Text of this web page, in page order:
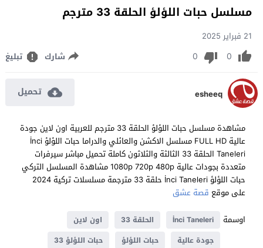
مسلسل حبات اللؤلؤ الحلقة 33 مترجم
21 فبراير 2025
0
0 شارك تبليغ
esheeq تحميل
مشاهدة مسلسل حبات اللؤلؤ الحلقة 33 مترجم للعربية اون لاين جودة
عالية FULL HD مسلسل الاكشن والعائلي والدراما حبات اللؤلؤ İnci
Taneleri الحلقة 33 الثالثة والثلاثون كاملة تحميل مباشر سيرفرات
متعددة بجودات عالية 1080p 720p 480p مشاهدة المسلسل التركي
حبات اللؤلؤ İnci Taneleri حلقة 33 مترجمة مسلسلات تركية 2024
على موقع قصة عشق
اوسمة
İnci Taneleri الحلقة 33
اون لاين
جودة عالية
حبات اللؤلؤ
حبات اللؤلؤ 33